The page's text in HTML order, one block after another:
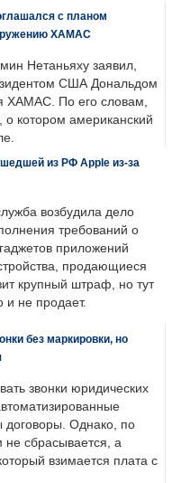
с планом
ХАМАС
Нетаньяху заявил,
США Дональдом
ХАМАС. По его словам,
котором американский
из РФ Apple из-за
возбудила дело
требований о
приложений
продающиеся
крупный штраф, но тут
и не продает.
без маркировки, но
звонки юридических
договоры. Однако, по
не сбрасывается, а
взимается плата с